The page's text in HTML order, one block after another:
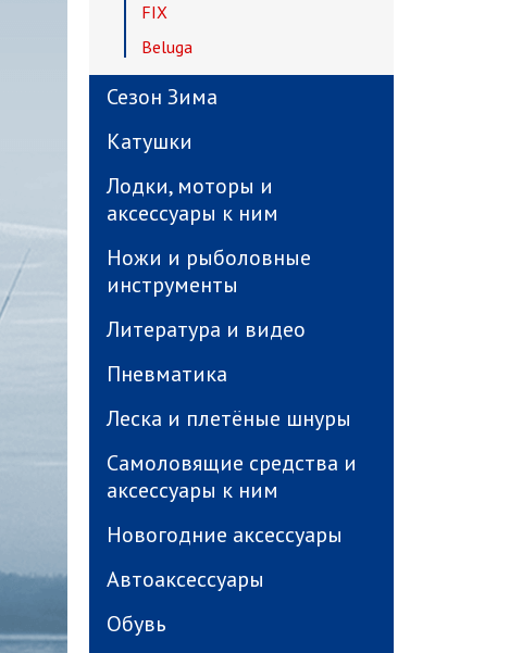
FIX
Beluga
Сезон Зима
Катушки
Лодки, моторы и
аксессуары к ним
Ножи и рыболовные
инструменты
Литература и видео
Пневматика
Леска и плетёные шнуры
Самоловящие средства и
аксессуары к ним
Новогодние аксессуары
Автоаксессуары
Обувь